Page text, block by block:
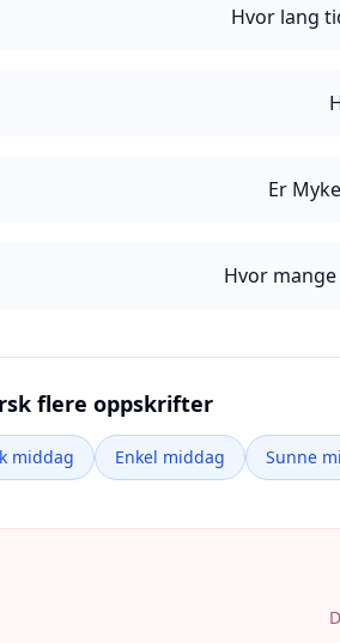
Hvor lang
Er
Hvor
flere oppskrifter
middag Enkel middag Sunne